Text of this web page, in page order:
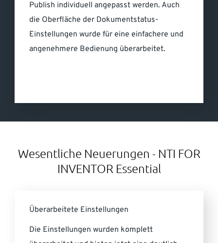
Publish individuell angepasst werden. Auch
die Oberfläche der Dokumentstatus-
Einstellungen wurde für eine einfachere und
angenehmere Bedienung überarbeitet.
Wesentliche Neuerungen - NTI FOR
INVENTOR Essential
Überarbeitete Einstellungen
Die Einstellungen wurden komplett